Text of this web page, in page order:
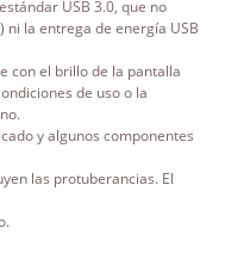
USB 3.0, que no
la entrega de energía USB
con el brillo de la pantalla
de uso o la
y algunos componentes
las protuberancias. El